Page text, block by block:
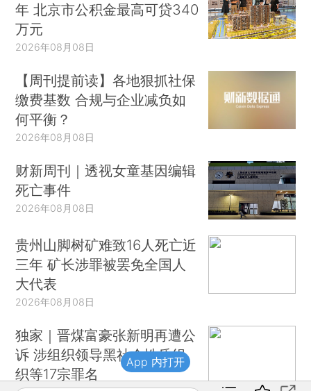
年 北京市公积金最高可贷340
万元
2026年08月08日
【周刊提前读】各地狠抓社保
缴费基数 合规与企业减负如
何平衡？
2026年08月08日
财新周刊｜透视女童基因编辑
死亡事件
2026年08月08日
贵州山脚树矿难致16人死亡近
三年 矿长涉罪被罢免全国人
大代表
2026年08月08日
独家｜晋煤富豪张新明再遭公
诉 涉组织领导黑社会性质组
织等17宗罪名
App 内打开